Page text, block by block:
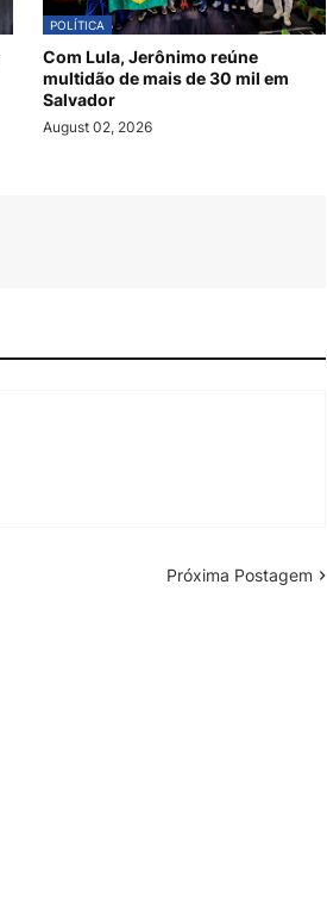
POLÍTICA
Com Lula, Jerônimo reúne
multidão de mais de 30 mil em
Salvador
August 02, 2026
Próxima Postagem